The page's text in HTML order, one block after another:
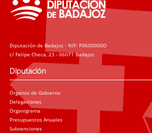
Diputación de Badajoz - NIF: P0600000D
c/ Felipe Checa, 23 - 06071 Badajoz
Diputación
Órganos de Gobierno
Delegaciones
Organigrama
Presupuestos Anuales
Subvenciones